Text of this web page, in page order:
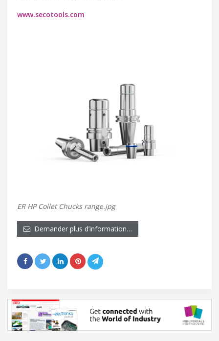
www.secotools.com
ER HP Collet Chucks range.jpg
Demander plus d’information…